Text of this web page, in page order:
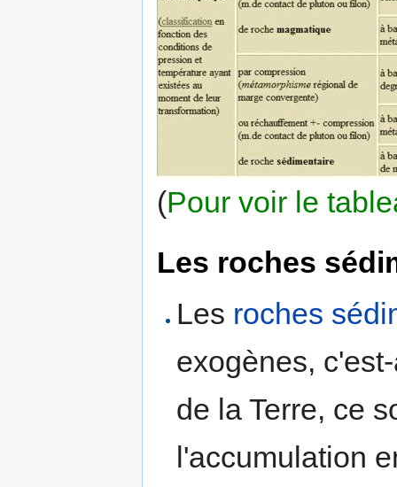
(Pour voir le
Les roches
Les roches
exogènes,
de la Terre, ce
l'accumulation